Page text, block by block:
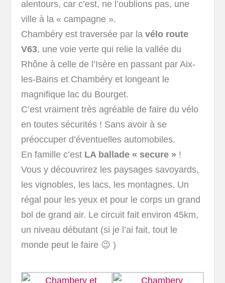
alentours, car c’est, ne l’oublions pas, une
ville à la « campagne ».
Chambéry est traversée par lavélo route
V63, une voie verte qui relie la vallée du
Rhône à celle de l’Isère en passant par Aix-
les-Bains et Chambéry et longeant le
magnifique lac du Bourget.
C’est vraiment très agréable de faire du vélo
en toutes sécurités ! Sans avoir à se
préoccuper d’éventuelles automobiles.
En famille c’est LA ballade « secure » !
Vous y découvrirez les paysages savoyards,
les vignobles, les lacs, les montagnes. Un
régal pour les yeux et pour le corps un grand
bol de grand air. Le circuit fait environ 45km,
un niveau débutant (si je l’ai fait, tout le
monde peut le faire 😉 )